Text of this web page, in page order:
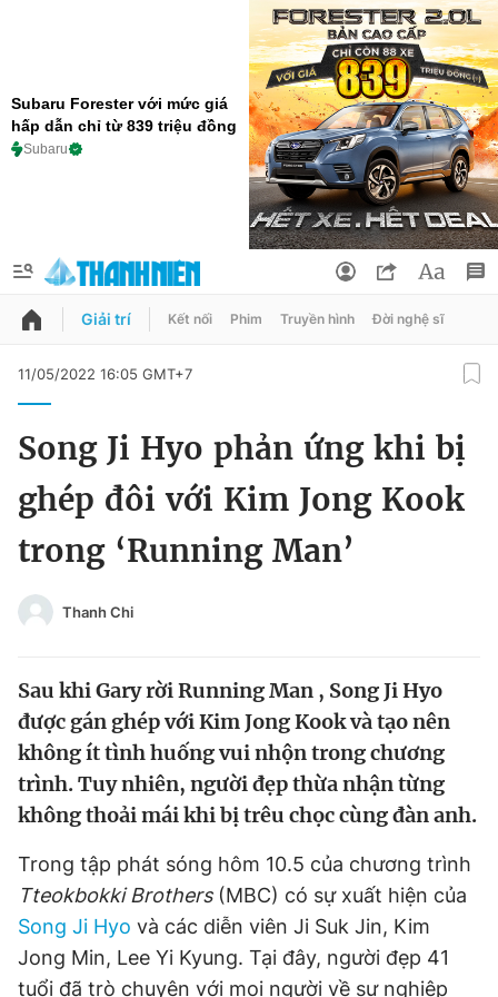
Subaru Forester với mức giá
hấp dẫn chỉ từ 839 triệu đồng
Subaru
QUẢNG CÁO
Chuyên mục
Chào ngày mới Tin 24h
Video Magazine
Sản phẩm khác
Thông tin tòa soạn Liên hệ quảng cáo
Đổi mật khẩu
Tin đã lưu
Tin đã xem
Đăng xuất
Giải trí Kết nối Phim Truyền hình Đời nghệ sĩ
11/05/2022 16:05 GMT+7
Song Ji Hyo phản ứng khi bị
ghép đôi với Kim Jong Kook
trong ‘Running Man’
Thanh Chi
Sau khi Gary rời Running Man , Song Ji Hyo
được gán ghép với Kim Jong Kook và tạo nên
không ít tình huống vui nhộn trong chương
trình. Tuy nhiên, người đẹp thừa nhận từng
không thoải mái khi bị trêu chọc cùng đàn anh.
Trong tập phát sóng hôm 10.5 của chương trình
Tteokbokki Brothers(MBC) có sự xuất hiện của
Song Ji Hyo và các diễn viên Ji Suk Jin, Kim
Jong Min, Lee Yi Kyung. Tại đây, người đẹp 41
tuổi đã trò chuyện với mọi người về sự nghiệp